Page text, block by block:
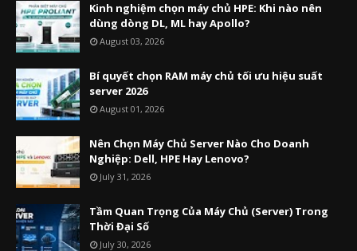
Kinh nghiệm chọn máy chủ HPE: Khi nào nên
dùng dòng DL, ML hay Apollo?
August 03, 2026
Bí quyết chọn RAM máy chủ tối ưu hiệu suất
server 2026
August 01, 2026
Nên Chọn Máy Chủ Server Nào Cho Doanh
Nghiệp: Dell, HPE Hay Lenovo?
July 31, 2026
Tầm Quan Trọng Của Máy Chủ (Server) Trong
Thời Đại Số
July 30, 2026